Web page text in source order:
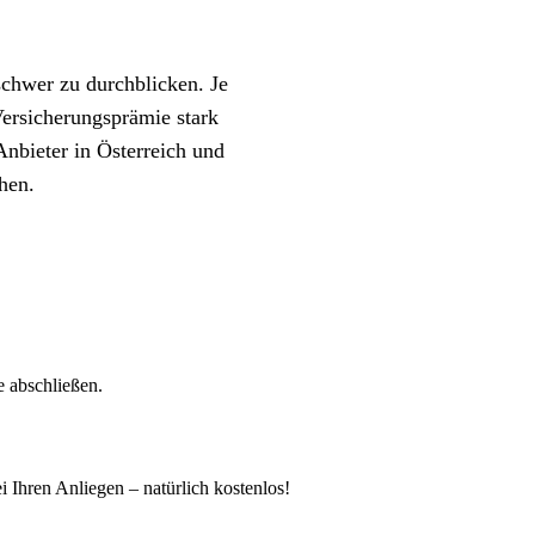
zu durchblicken. Je
stark
in Österreich und
abschließen.
Ihren Anliegen – natürlich kostenlos!